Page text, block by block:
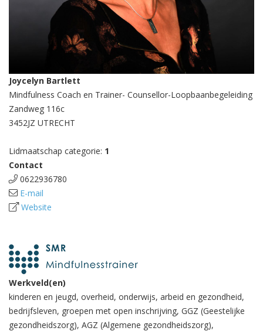
Joycelyn Bartlett
Mindfulness Coach en Trainer- Counsellor-Loopbaanbegeleiding
Zandweg 116c
3452JZ UTRECHT
Lidmaatschap categorie: 1
Contact
0622936780
E-mail
Website
Werkveld(en)
kinderen en jeugd, overheid, onderwijs, arbeid en gezondheid,
bedrijfsleven, groepen met open inschrijving, GGZ (Geestelijke
gezondheidszorg), AGZ (Algemene gezondheidszorg),